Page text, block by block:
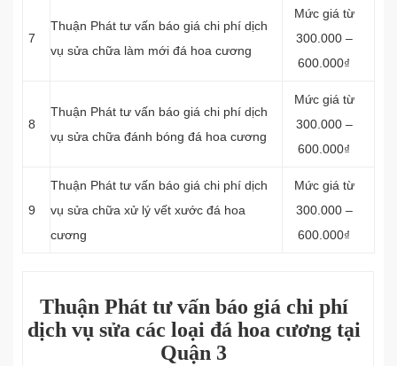
7
Thuận Phát tư vấn báo giá chi phí dịch
vụ sửa chữa làm mới đá hoa cương
Mức giá từ
300.000 –
600.000₫
8
Thuận Phát tư vấn báo giá chi phí dịch
vụ sửa chữa đánh bóng đá hoa cương
Mức giá từ
300.000 –
600.000₫
9
Thuận Phát tư vấn báo giá chi phí dịch
vụ sửa chữa xử lý vết xước đá hoa
cương
Mức giá từ
300.000 –
600.000₫
Thuận Phát tư vấn báo giá chi phí
dịch vụ sửa các loại đá hoa cương tại
Quận 3